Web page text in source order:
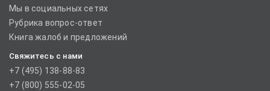
Мы в социальных сетях
Рубрика вопрос-ответ
Книга жалоб и предложений
Свяжитесь с нами
+7 (495) 138-88-83
+7 (800) 555-02-05